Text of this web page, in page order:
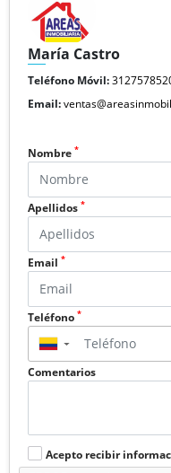
María Castro
Teléfono Móvil:
Email:
Nombre *
Apellidos *
Email *
Teléfono *
▼
Comentarios
Acepto recibir